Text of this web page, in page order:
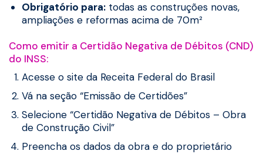
Obrigatório para: todas as construções novas,
ampliações e reformas acima de 70m²
Como emitir a Certidão Negativa de Débitos (CND)
do INSS:
Acesse o site da Receita Federal do Brasil
Vá na seção “Emissão de Certidões”
Selecione “Certidão Negativa de Débitos – Obra
de Construção Civil”
Preencha os dados da obra e do proprietário